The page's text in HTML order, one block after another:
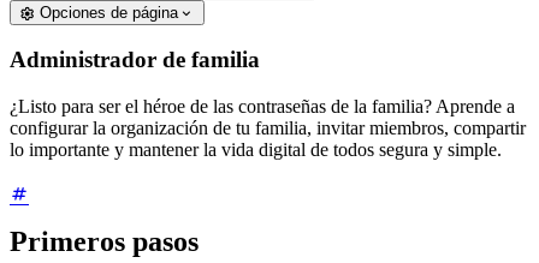
Opciones de página
Administrador de familia
¿Listo para ser el héroe de las contraseñas de la familia? Aprende a
configurar la organización de tu familia, invitar miembros, compartir
lo importante y mantener la vida digital de todos segura y simple.
Primeros pasos